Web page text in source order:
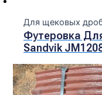
Для щековых
Футеровка
Sandvik